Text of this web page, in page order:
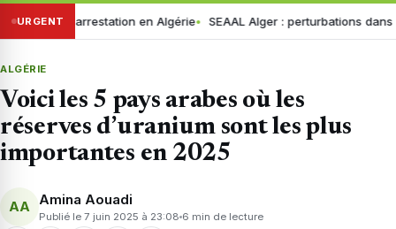
URGENT
arrestation en Algérie SEAAL Alger : perturbations dans la
ALGÉRIE
Voici les 5 pays arabes où les
réserves d’uranium sont les plus
importantes en 2025
AA Amina Aouadi
Publié le 7 juin 2025 à 23:08 6 min de lecture